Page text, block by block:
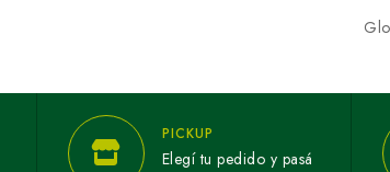
PICKUP
Elegí tu pedido y pasá